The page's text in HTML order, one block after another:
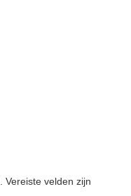
Vereiste velden zijn